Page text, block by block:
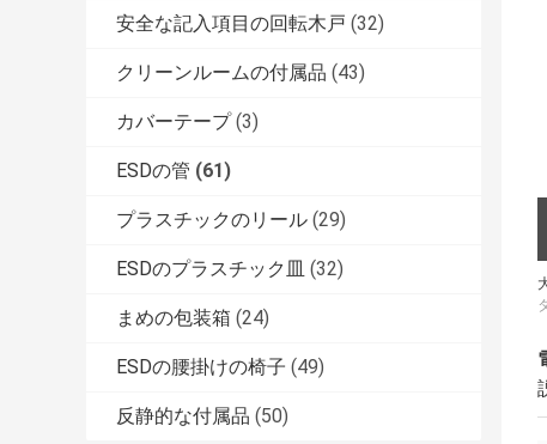
安全な記入項目の回転木戸 (32)
クリーンルームの付属品 (43)
カバーテープ (3)
ESDの管 (61)
プラスチックのリール (29)
ESDのプラスチック皿 (32)
まめの包装箱 (24)
ESDの腰掛けの椅子 (49)
反静的な付属品 (50)